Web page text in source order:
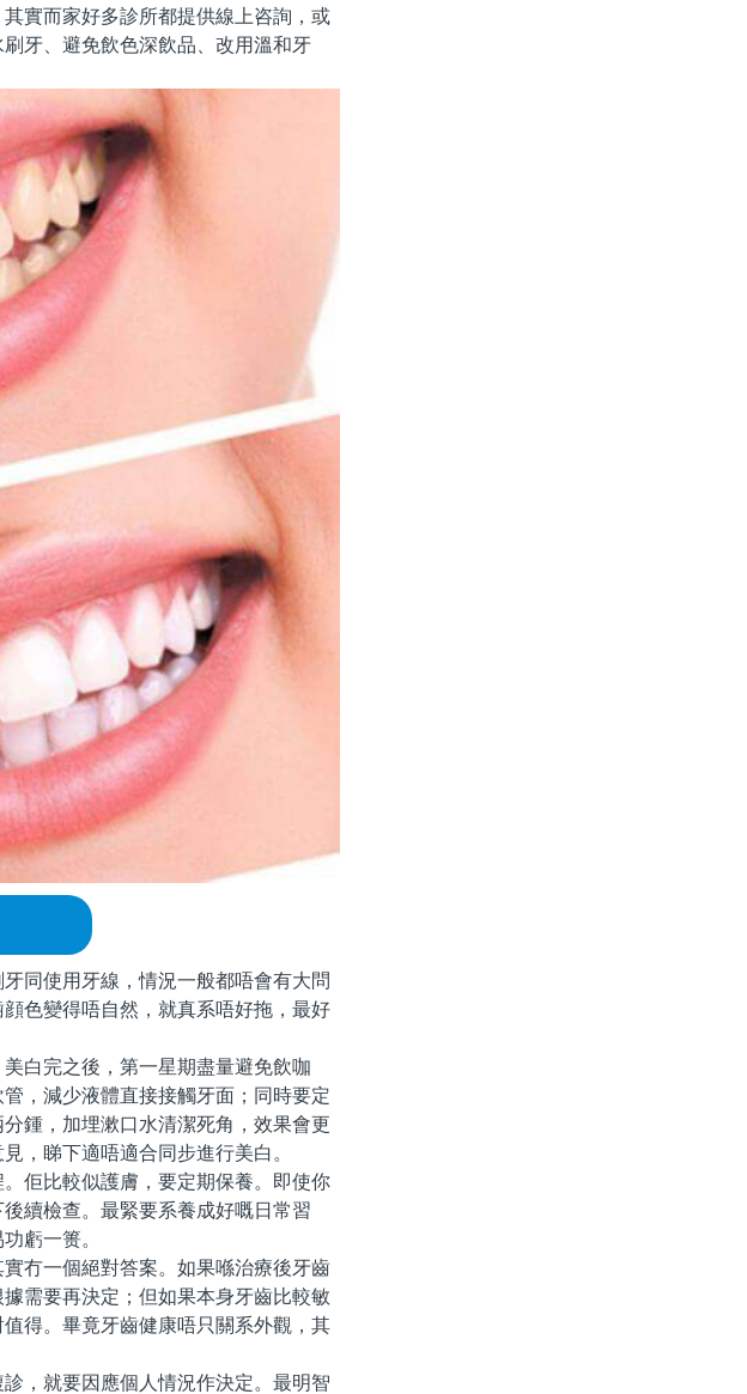
實而家好多診所都提供線上咨詢，或
牙、避免飲色深飲品、改用溫和牙
同使用牙線，情況一般都唔會有大問
色變得唔自然，就真系唔好拖，最好
白完之後，第一星期盡量避免飲咖
，減少液體直接接觸牙面；同時要定
鍾，加埋漱口水清潔死角，效果會更
，睇下適唔適合同步進行美白。
佢比較似護膚，要定期保養。即使你
續檢查。最緊要系養成好嘅日常習
虧一篑。
冇一個絕對答案。如果喺治療後牙齒
需要再決定；但如果本身牙齒比較敏
得。畢竟牙齒健康唔只關系外觀，其
，就要因應個人情況作決定。最明智